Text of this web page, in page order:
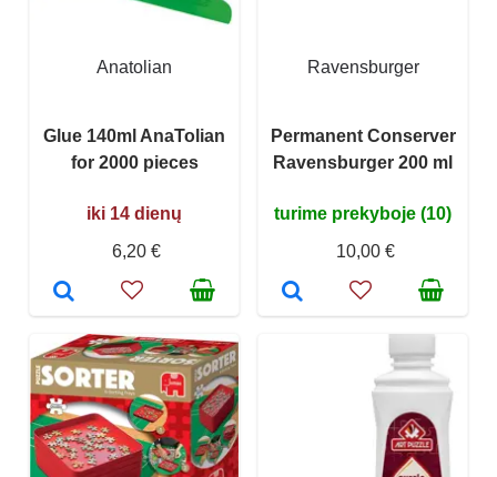
Anatolian
Glue 140ml AnaTolian
for 2000 pieces
iki 14 dienų
6,20 €
Ravensburger
Permanent Conserver
Ravensburger 200 ml
turime prekyboje (10)
10,00 €